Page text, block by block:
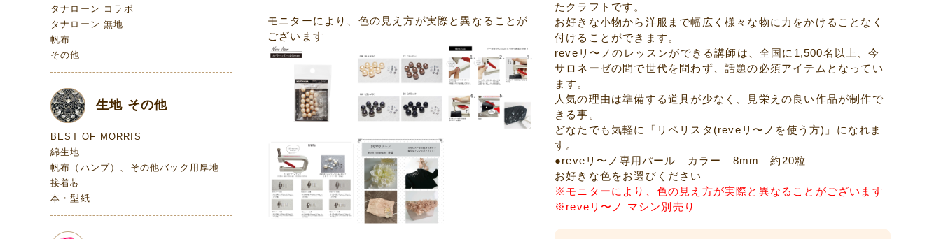
モニターにより、色の見え方が実際と異なることが
ございます
たクラフトです。
お好きな小物から洋服まで幅広く様々な物に力をかけることなく
付けることができます。
reveリ〜ノのレッスンができる講師は、全国に1,500名以上、今
サロネーゼの間で世代を問わず、話題の必須アイテムとなってい
ます。
人気の理由は準備する道具が少なく、見栄えの良い作品が制作で
きる事。
どなたでも気軽に「リベリスタ(reveリ〜ノを使う方)」になれま
す。
●reveリ〜ノ専用パール カラー 8mm 約20粒
お好きな色をお選びください
※モニターにより、色の見え方が実際と異なることがございます
※reveリ〜ノ マシン別売り
タナローン コラボ
タナローン 無地
帆布
その他
生地 その他
BEST OF MORRIS
綿生地
帆布（ハンプ）、その他バック用厚地
接着芯
本・型紙